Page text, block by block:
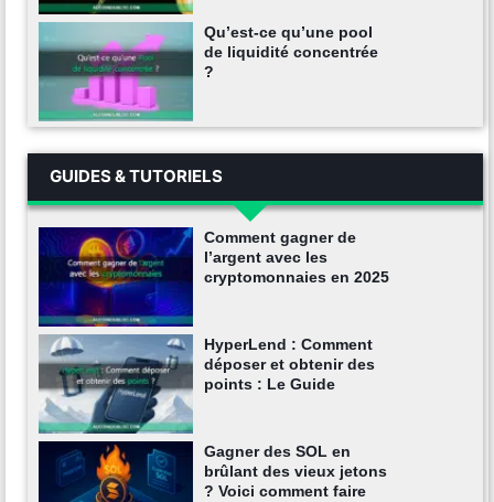
Qu’est-ce qu’une pool
de liquidité concentrée
?
GUIDES & TUTORIELS
Comment gagner de
l’argent avec les
cryptomonnaies en 2025
HyperLend : Comment
déposer et obtenir des
points : Le Guide
Gagner des SOL en
brûlant des vieux jetons
? Voici comment faire